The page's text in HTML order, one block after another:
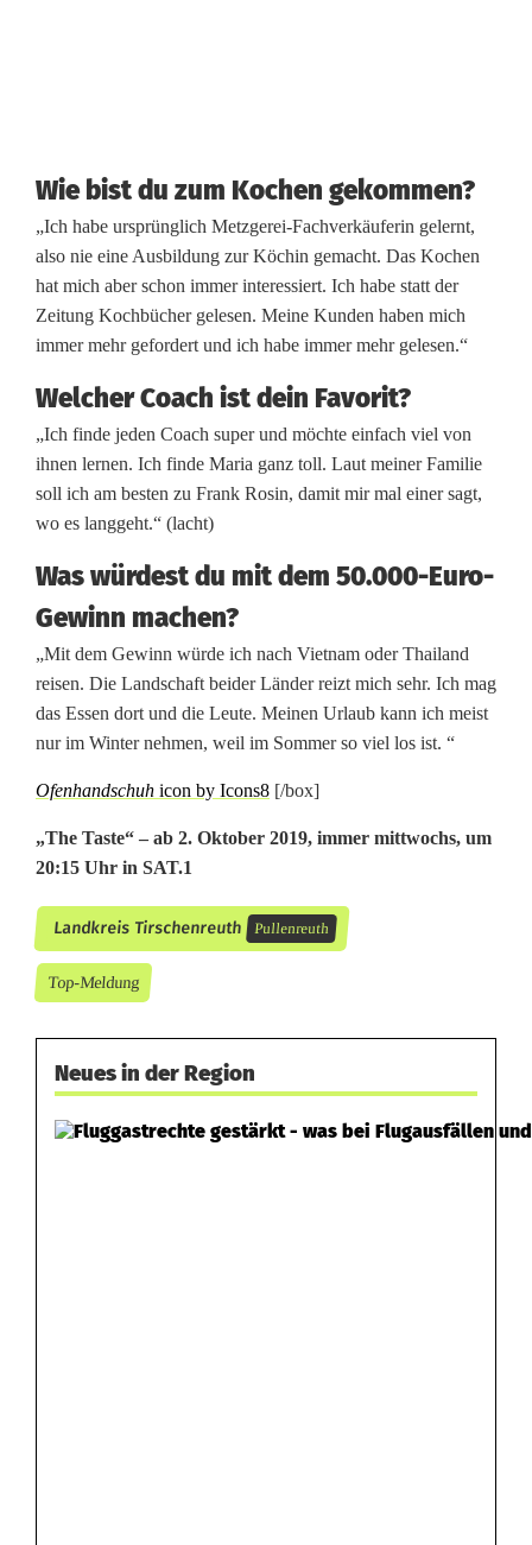
a
s
t
e
Wie bist du zum Kochen gekommen?
„Ich habe ursprünglich Metzgerei-Fachverkäuferin gelernt,
also nie eine Ausbildung zur Köchin gemacht. Das Kochen
hat mich aber schon immer interessiert. Ich habe statt der
Zeitung Kochbücher gelesen. Meine Kunden haben mich
immer mehr gefordert und ich habe immer mehr gelesen.“
Welcher Coach ist dein Favorit?
„Ich finde jeden Coach super und möchte einfach viel von
ihnen lernen. Ich finde Maria ganz toll. Laut meiner Familie
soll ich am besten zu Frank Rosin, damit mir mal einer sagt,
wo es langgeht.“ (lacht)
Was würdest du mit dem 50.000-Euro-
Gewinn machen?
„Mit dem Gewinn würde ich nach Vietnam oder Thailand
reisen. Die Landschaft beider Länder reizt mich sehr. Ich mag
das Essen dort und die Leute. Meinen Urlaub kann ich meist
nur im Winter nehmen, weil im Sommer so viel los ist. “
Ofenhandschuh icon by Icons8 [/box]
„The Taste“ – ab 2. Oktober 2019, immer mittwochs, um
20:15 Uhr in SAT.1
Landkreis Tirschenreuth Pullenreuth
Top-Meldung
Neues in der Region